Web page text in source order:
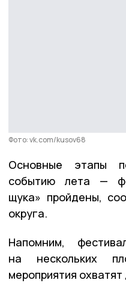
Фото: vk.com/kusov68
Основные этапы
событию лета —
щука» пройдены,
округа.
Напомним,
на нескольких
мероприятия